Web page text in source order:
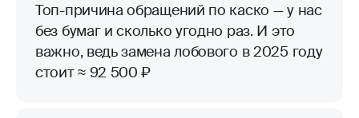
Топ-причина обращений по каско — у нас
без бумаг и сколько угодно раз. И это
важно, ведь замена лобового в 2025 году
стоит ≈ 92 500 ₽